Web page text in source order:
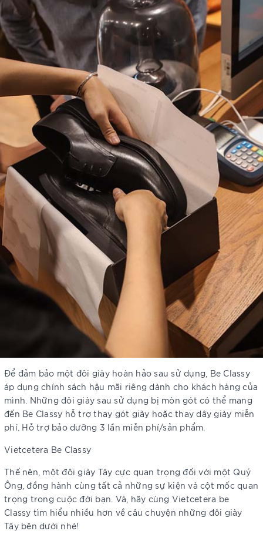
Để đảm bảo một đôi giày hoàn hảo sau sử dụng, Be Classy
áp dụng chính sách hậu mãi riêng dành cho khách hàng của
mình. Những đôi giày sau sử dụng bị mòn gót có thể mang
đến Be Classy hỗ trợ thay gót giày hoặc thay dây giày miễn
phí. Hỗ trợ bảo dưỡng 3 lần miễn phí/sản phẩm.
Vietcetera Be Classy
Thế nên, một đôi giày Tây cực quan trọng đối với một Quý
Ông, đồng hành cùng tất cả những sự kiện và cột mốc quan
trọng trong cuộc đời bạn. Và, hãy cùng Vietcetera be
Classy tìm hiểu nhiều hơn về câu chuyện những đôi giày
Tây bên dưới nhé!